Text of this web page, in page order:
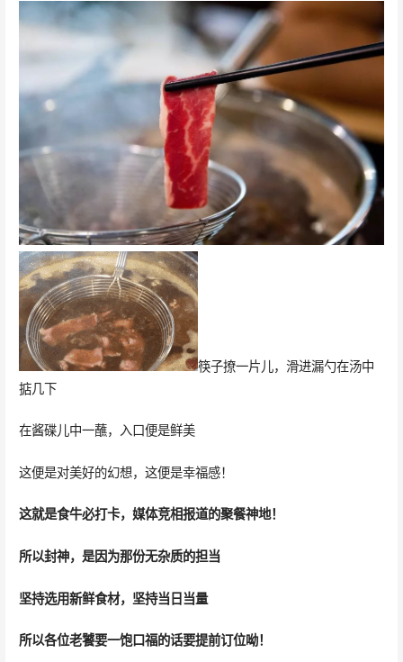
筷子撩一片儿，滑进漏勺在汤中
掂几下
在酱碟儿中一蘸，入口便是鲜美
这便是对美好的幻想，这便是幸福感！
这就是食牛必打卡，媒体竞相报道的聚餐神地！
所以封神，是因为那份无杂质的担当
坚持选用新鲜食材，坚持当日当量
所以各位老饕要一饱口福的话要提前订位呦！